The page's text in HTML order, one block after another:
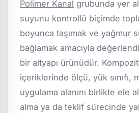
Polimer Kanal grubunda yer
suyunu kontrollü biçimde
boyunca taşımak ve yağmur
bağlamak amacıyla
bir altyapı ürünüdür.
içeriklerinde ölçü, yük sınıfı,
uygulama alanını birlikte ele
alma ya da teklif sürecinde